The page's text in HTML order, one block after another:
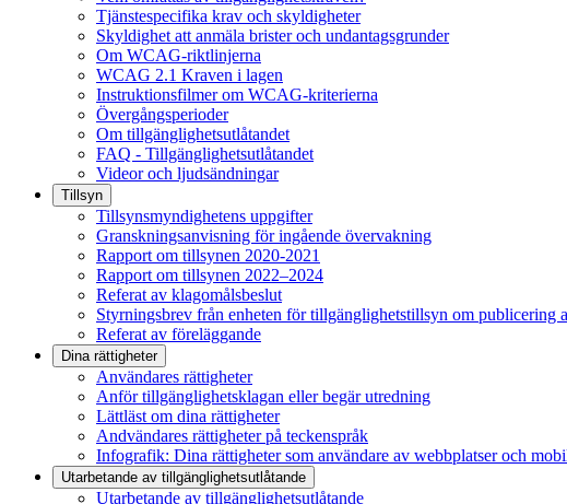
Tjänstespecifika krav och skyldigheter
Skyldighet att anmäla brister och undantagsgrunder
Om WCAG-riktlinjerna
WCAG 2.1 Kraven i lagen
Instruktionsfilmer om WCAG-kriterierna
Övergångsperioder
Om tillgänglighetsutlåtandet
FAQ - Tillgänglighetsutlåtandet
Videor och ljudsändningar
Tillsyn
Tillsynsmyndighetens uppgifter
Granskningsanvisning för ingående övervakning
Rapport om tillsynen 2020-2021
Rapport om tillsynen 2022–2024
Referat av klagomålsbeslut
Styrningsbrev från enheten för tillgänglighetstillsyn om publicering
Referat av föreläggande
Dina rättigheter
Användares rättigheter
Anför tillgänglighetsklagan eller begär utredning
Lättläst om dina rättigheter
Andvändares rättigheter på teckenspråk
Infografik: Dina rättigheter som användare av webbplatser och
Utarbetande av tillgänglighets­utlåtande
Utarbetande av tillgänglighetsutlåtande